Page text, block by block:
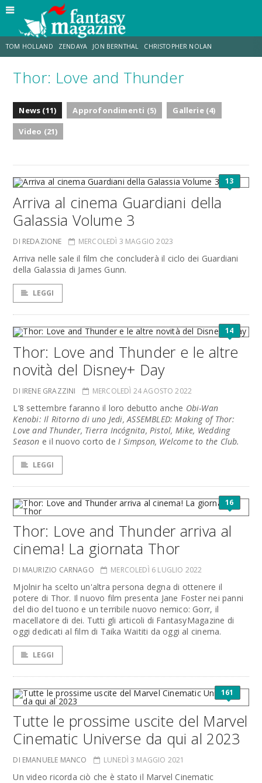
TOM HOLLAND ZENDAYA JON BERNTHAL CHRISTOPHER NOLAN
STRANIMONDI LUCCA COMICS & GAMES ODISSEA DESTIN DANIEL CRETTON
ERIK SOMMERS TRAMELL TILLMAN
Thor: Love and Thunder
News (11) Approfondimenti (5)
Gallerie (4)
Video (21)
13
Arriva al cinema Guardiani della
Galassia Volume 3
DI REDAZIONE MERCOLEDÌ 3 MAGGIO 2023
Arriva nelle sale il film che concluderà il ciclo dei Guardiani
della Galassia di James Gunn.
LEGGI
14
Thor: Love and Thunder e le altre
novità del Disney+ Day
DI IRENE GRAZZINI MERCOLEDÌ 24 AGOSTO 2022
L’8 settembre faranno il loro debutto anche Obi-Wan
Kenobi: Il Ritorno di uno Jedi, ASSEMBLED: Making of Thor:
Love and Thunder, Tierra Incógnita, Pistol, Mike, Wedding
Season e il nuovo corto de I Simpson, Welcome to the Club.
LEGGI
16
Thor: Love and Thunder arriva al
cinema! La giornata Thor
DI MAURIZIO CARNAGO MERCOLEDÌ 6 LUGLIO 2022
Mjolnir ha scelto un'altra persona degna di ottenere il
potere di Thor. Il nuovo film presenta Jane Foster nei panni
del dio del tuono e un terribile nuovo nemico: Gorr, il
macellatore di dei. Tutti gli articoli di FantasyMagazine di
oggi dedicati al film di Taika Waititi da oggi al cinema.
LEGGI
161
Tutte le prossime uscite del Marvel
Cinematic Universe da qui al 2023
DI EMANUELE MANCO LUNEDÌ 3 MAGGIO 2021
Un video ricorda ciò che è stato il Marvel Cinematic